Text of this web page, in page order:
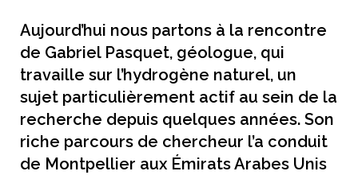
Aujourd’hui nous partons à la rencontre
de Gabriel Pasquet, géologue, qui
travaille sur l’hydrogène naturel, un
sujet particulièrement actif au sein de la
recherche depuis quelques années. Son
riche parcours de chercheur l’a conduit
de Montpellier aux Émirats Arabes Unis